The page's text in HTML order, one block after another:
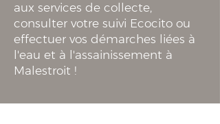
aux services de collecte,
consulter votre suivi Ecocito ou
effectuer vos démarches liées à
l'eau et à l'assainissement à
Malestroit !